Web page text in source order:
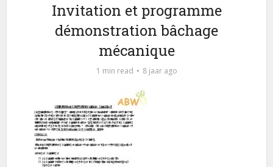
Invitation et programme
démonstration bâchage
mécanique
1 min read 8 jaar ago